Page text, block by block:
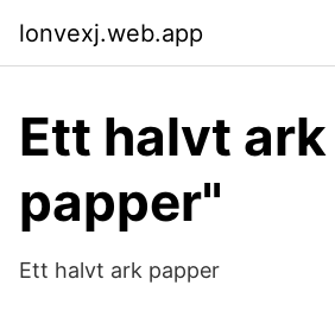
lonvexj.web.app
Ett halvt ark
papper"
Ett halvt ark papper